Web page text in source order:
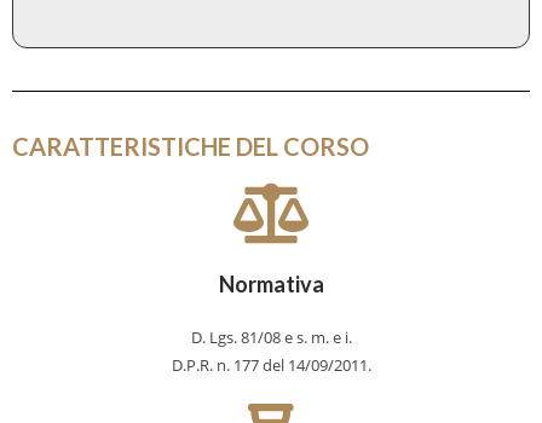
CARATTERISTICHE DEL CORSO
Normativa
D. Lgs. 81/08 e s. m. e i.
D.P.R. n. 177 del 14/09/2011.